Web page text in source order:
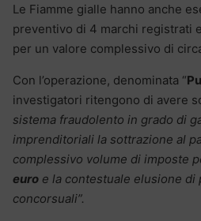
Le Fiamme gialle hanno anche
preventivo di 4 marchi registrati
per un valore complessivo di
Con l’operazione, denominata “
investigatori ritengono di avere
sistema fraudolento in grado di
imprenditoriali la sottrazione al
complessivo volume di imposte
euro e la contestuale elusione
concorsuali”.